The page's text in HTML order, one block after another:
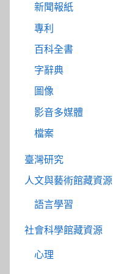
新聞報紙
專利
百科全書
字辭典
圖像
影音多媒體
檔案
臺灣研究
人文與藝術館藏資源
語言學習
社會科學館藏資源
心理